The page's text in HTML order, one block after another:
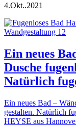
4.Okt..2021
Ein neues
Dusche
Natürlich
Ein neues Bad –
gestalten. Natürlich
HEYSE aus